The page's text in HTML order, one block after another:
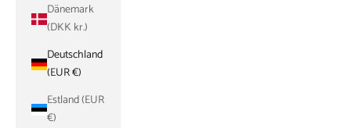
Dänemark
(DKK kr.)
Deutschland
(EUR €)
Estland (EUR
€)